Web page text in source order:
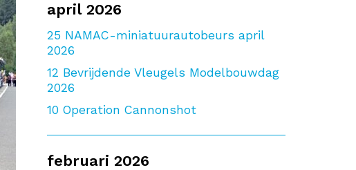
april 2026
25 NAMAC-miniatuurautobeurs april
2026
12 Bevrijdende Vleugels Modelbouwdag
2026
10 Operation Cannonshot
februari 2026